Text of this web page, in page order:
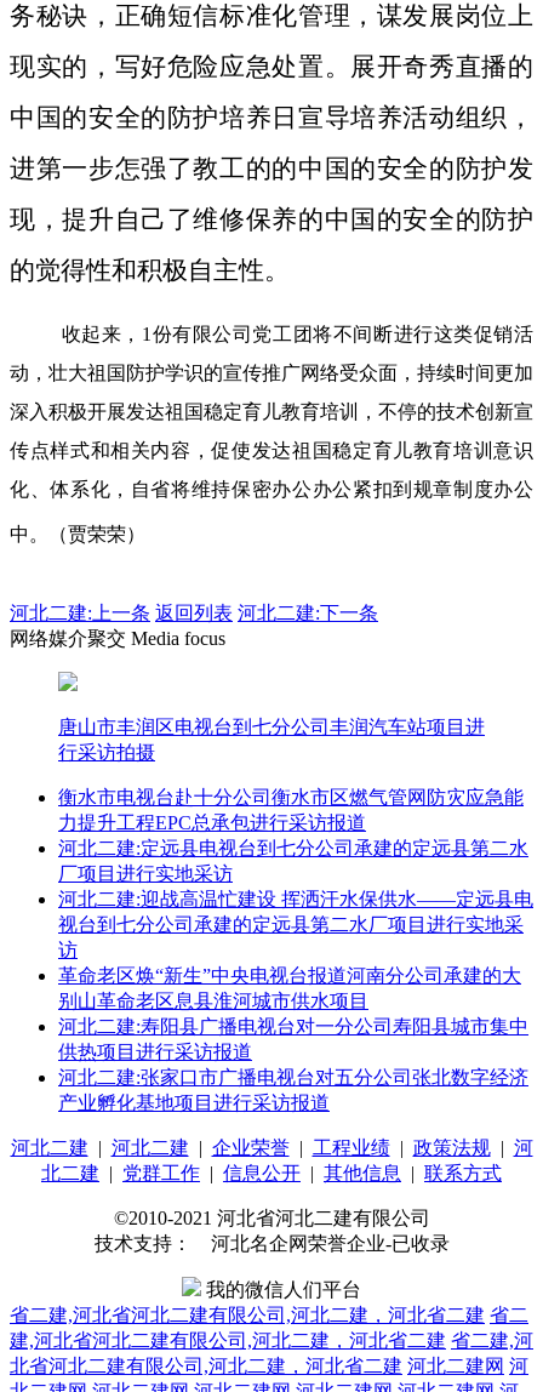
务秘诀，正确短信标准化管理，谋发展岗位上
现实的，写好危险应急处置。展开奇秀直播的
中国的安全的防护培养日宣导培养活动组织，
进第一步怎强了教工的的中国的安全的防护发
现，提升自己了维修保养的中国的安全的防护
的觉得性和积极自主性。
收起来，1份有限公司党工团将不间断进行这类促销活
动，壮大祖国防护学识的宣传推广网络受众面，持续时间更加
深入积极开展发达祖国稳定育儿教育培训，不停的技术创新宣
传点样式和相关内容，促使发达祖国稳定育儿教育培训意识
化、体系化，自省将维持保密办公办公紧扣到规章制度办公
中。（贾荣荣）
河北二建: 上一条 返回列表 河北二建:下一条
网络媒介聚交 Media focus
唐山市丰润区电视台到七分公司丰润汽车站项目进
行采访拍摄
衡水市电视台赴十分公司衡水市区燃气管网防灾应急能
力提升工程EPC总承包进行采访报道
河北二建:定远县电视台到七分公司承建的定远县第二水
厂项目进行实地采访
河北二建:迎战高温忙建设 挥洒汗水保供水——定远县电
视台到七分公司承建的定远县第二水厂项目进行实地采
访
革命老区焕“新生”中央电视台报道河南分公司承建的大
别山革命老区息县淮河城市供水项目
河北二建:寿阳县广播电视台对一分公司寿阳县城市集中
供热项目进行采访报道
河北二建:张家口市广播电视台对五分公司张北数字经济
产业孵化基地项目进行采访报道
河北二建 | 河北二建 | 企业荣誉| 工程业绩| 政策法规| 河
北二建 | 党群工作 | 信息公开 | 其他信息 | 联系方式
©2010-2021 河北省河北二建有限公司
技术支持： 河北名企网荣誉企业-已收录
我的微信人们平台
省二建,河北省河北二建有限公司,河北二建，河北省二建 省二
建,河北省河北二建有限公司,河北二建，河北省二建 省二建,河
北省河北二建有限公司,河北二建，河北省二建 河北二建网 河